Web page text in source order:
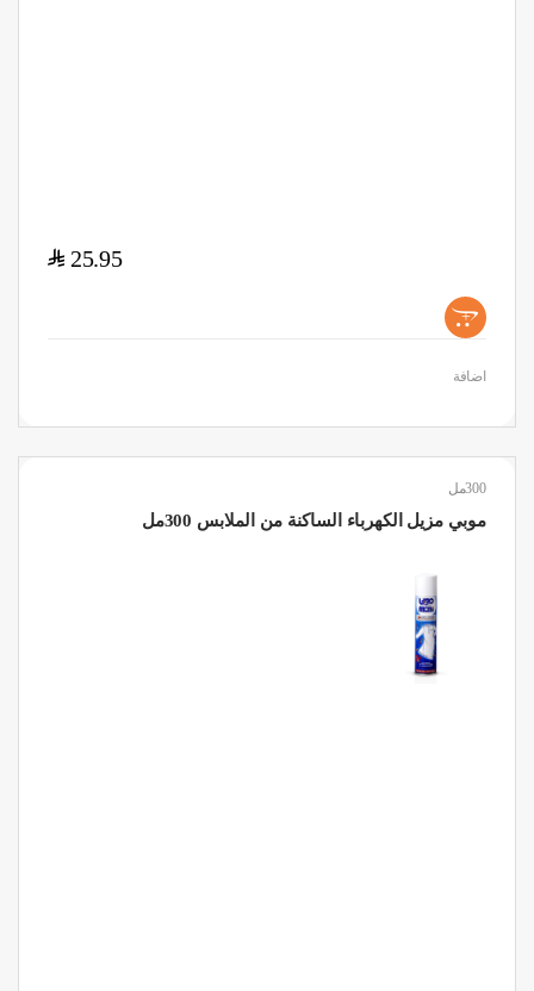
25.95
$
+
اضافة
300مل
موبي مزيل الكهرباء الساكنة من الملابس 300مل